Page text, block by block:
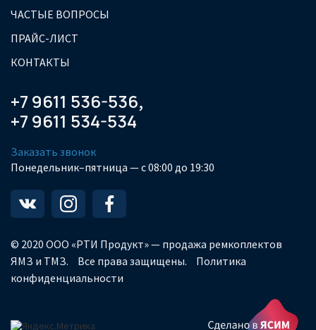
ЧАСТЫЕ ВОПРОСЫ
ПРАЙС-ЛИСТ
КОНТАКТЫ
+7 9611 536-536,
+7 9611 534-534
Заказать звонок
Понедельник–пятница — с 08:00 до 19:30
© 2020 ООО «РТИ Продукт» — продажа ремкоплектов
ЯМЗ и ТМЗ.
Все права защищены.
Политика
конфиденциальности